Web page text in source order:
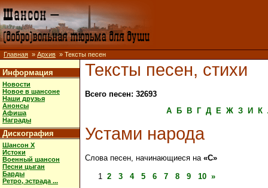
Главная » Архив » Тексты песен
Информация
Новости
Новое в шансоне
Наши друзья
Анонсы
Афиша
Награды
Дискография
Шансон X
Истоки
Военный шансон
Песни цыган
Барды
Ретро, эстрада ...
Тексты песен, стихи
Всего песен: 32693
А
Б В Г Д Е Ж З И К
Устами народа
Слова песен, начинающиеся на «С»
1 2 3 4 5 6 7 8 9 10 »